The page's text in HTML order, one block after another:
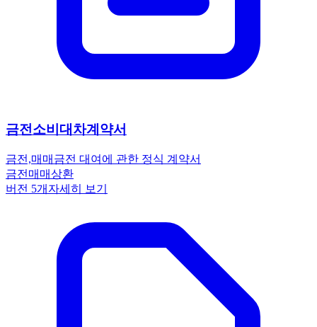
금전소비대차계약서
금전,매매 금전 대여에 관한 정식 계약서
금전 매매상환
버전 5개 자세히 보기